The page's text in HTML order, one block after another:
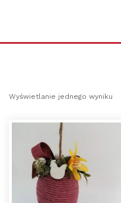
Wyświetlanie jednego wyniku